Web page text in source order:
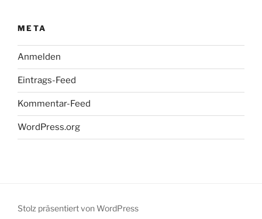
META
Anmelden
Eintrags-Feed
Kommentar-Feed
WordPress.org
Stolz präsentiert von WordPress